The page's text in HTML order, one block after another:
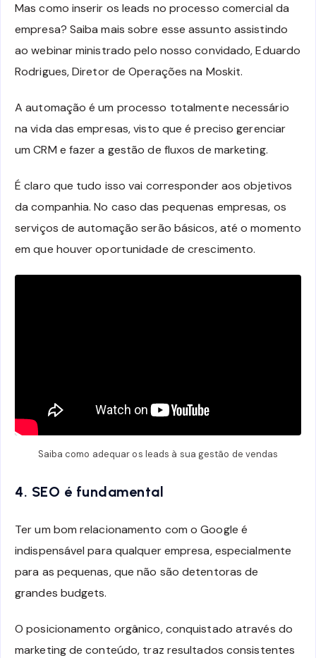
Mas como inserir os leads no processo comercial da
empresa? Saiba mais sobre esse assunto assistindo
ao webinar ministrado pelo nosso convidado, Eduardo
Rodrigues, Diretor de Operações na Moskit.
A automação é um processo totalmente necessário
na vida das empresas, visto que é preciso gerenciar
um CRM e fazer a gestão de fluxos de marketing.
É claro que tudo isso vai corresponder aos objetivos
da companhia. No caso das pequenas empresas, os
serviços de automação serão básicos, até o momento
em que houver oportunidade de crescimento.
Saiba como adequar os leads à sua gestão de vendas
4. SEO é fundamental
Ter um bom relacionamento com o Google é
indispensável para qualquer empresa, especialmente
para as pequenas, que não são detentoras de
grandes budgets.
O posicionamento orgânico, conquistado através do
marketing de conteúdo, traz resultados consistentes